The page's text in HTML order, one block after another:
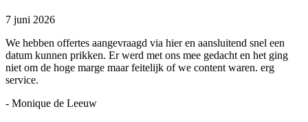
7 juni 2026
We hebben offertes aangevraagd via hier en aansluitend snel een
datum kunnen prikken. Er werd met ons mee gedacht en het ging
niet om de hoge marge maar feitelijk of we content waren. erg
service.
- Monique de Leeuw